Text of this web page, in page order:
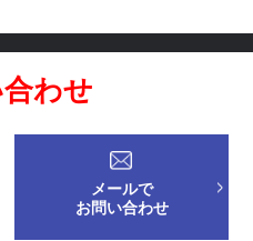
わせ
メールで
お問い合わせ